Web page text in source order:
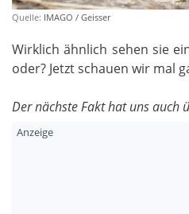
Quelle: IMAGO / Geisser
Wirklich ähnlich sehen sie
oder? Jetzt schauen wir mal
Der nächste Fakt hat uns auch